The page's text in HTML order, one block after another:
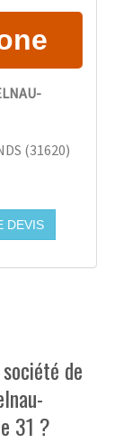
(31620)
DEVIS
de
31 ?